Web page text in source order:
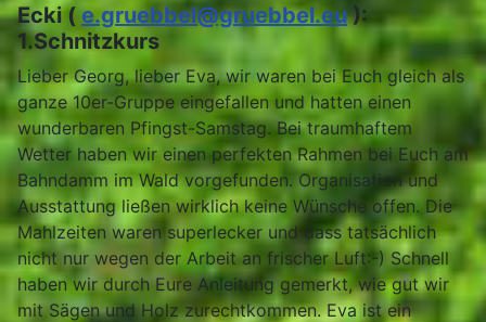
Ecki (e.gruebbel@gruebbel.eu):
1.Schnitzkurs
Lieber Georg, lieber Eva, wir waren bei Euch gleich als
ganze 10er-Gruppe eingefallen und hatten einen
wunderbaren Pfingst-Samstag. Bei traumhaftem
Wetter haben wir einen perfekten Rahmen bei Euch am
Bahndamm im Wald vorgefunden. Organisation und
Ausstattung ließen wirklich keine Wünsche offen. Die
Mahlzeiten waren superlecker und dass tatsächlich
nicht nur wegen der Arbeit an frischer Luft:-) Schnell
haben wir durch Eure Anleitung gemerkt, wie gut wir
mit Sägen und Holz zurechtkommen. Eva ist ein